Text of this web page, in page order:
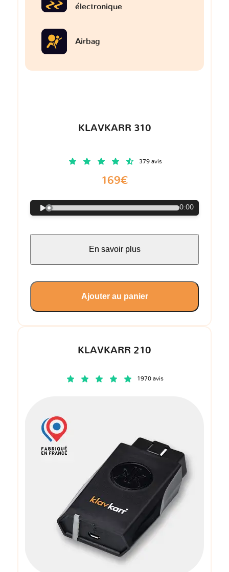
KLAVKARR 210
1970 avis
électronique
Airbag
KLAVKARR 310
379 avis
169€
0:00
En savoir plus
Ajouter au panier